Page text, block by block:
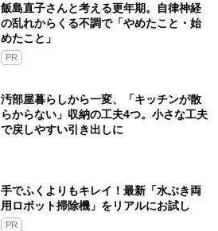
飯島直子さんと考える更年期。自律神経
の乱れからくる不調で「やめたこと・始
めたこと」
PR
汚部屋暮らしから一変、「キッチンが散
らからない」収納の工夫4つ。小さな工夫
で戻しやすい引き出しに
手でふくよりもキレイ！最新「水ぶき両
用ロボット掃除機」をリアルにお試し
PR